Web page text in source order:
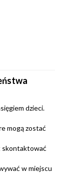
dzieci.
mogą zostać
skontaktować
w miejscu